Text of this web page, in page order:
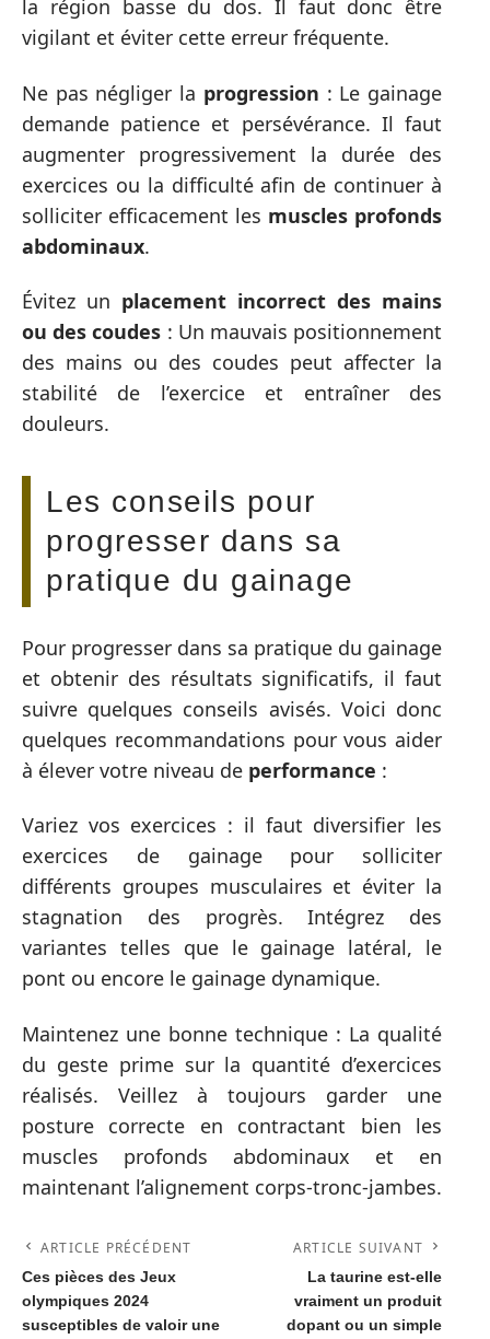
la région basse du dos. Il faut donc être
vigilant et éviter cette erreur fréquente.
Ne pas négliger la progression : Le gainage
demande patience et persévérance. Il faut
augmenter progressivement la durée des
exercices ou la difficulté afin de continuer à
solliciter efficacement les muscles profonds
abdominaux.
Évitez un placement incorrect des mains
ou des coudes : Un mauvais positionnement
des mains ou des coudes peut affecter la
stabilité de l’exercice et entraîner des
douleurs.
Les conseils pour
progresser dans sa
pratique du gainage
Pour progresser dans sa pratique du gainage
et obtenir des résultats significatifs, il faut
suivre quelques conseils avisés. Voici donc
quelques recommandations pour vous aider
à élever votre niveau de performance :
Variez vos exercices : il faut diversifier les
exercices de gainage pour solliciter
différents groupes musculaires et éviter la
stagnation des progrès. Intégrez des
variantes telles que le gainage latéral, le
pont ou encore le gainage dynamique.
Maintenez une bonne technique : La qualité
du geste prime sur la quantité d’exercices
réalisés. Veillez à toujours garder une
posture correcte en contractant bien les
muscles profonds abdominaux et en
maintenant l’alignement corps-tronc-jambes.
ARTICLE PRÉCÉDENT
Ces pièces des Jeux
olympiques 2024
susceptibles de valoir une
ARTICLE SUIVANT
La taurine est-elle
vraiment un produit
dopant ou un simple